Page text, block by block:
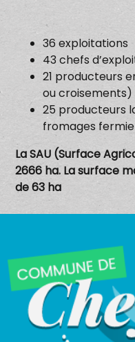
36 exploitations
43 chefs
21 producteurs
ou croisements)
25 producteurs
fromages
La SAU (Surface
2666 ha. La surface
de 63 ha